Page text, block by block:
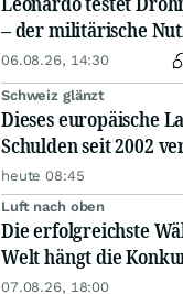
– der militärische
06.08.26, 14:30
Schweiz glänzt
Dieses europäische
Schulden seit 2002
heute 08:45
Luft nach oben
Die erfolgreichste
Welt hängt die
07.08.26, 18:00